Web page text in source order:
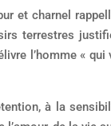
et charnel
terrestres
l’homme «
à la